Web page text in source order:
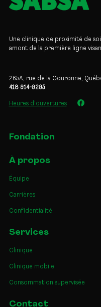
Une clinique de proximité de
amont de la première ligne
265A, rue de la Couronne,
418 914-9295
Heures d'ouvertures
Fondation
À propos
Équipe
Carrières
Confidentialité
Services
Clinique
Clinique mobile
Consommation supervisée
Contact